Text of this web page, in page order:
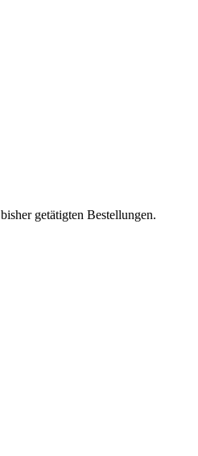
getätigten Bestellungen.